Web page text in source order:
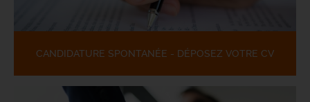
CANDIDATURE SPONTANÉE - DÉPOSEZ VOTRE CV